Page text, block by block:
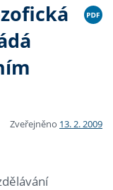
Zveřejněno 13. 2. 2009